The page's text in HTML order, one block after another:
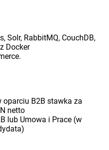
Solr, RabbitMQ, CouchDB,
Docker
oparciu B2B stawka za
netto
lub Umowa i Prace (w